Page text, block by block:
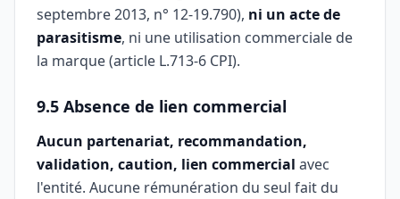
septembre 2013, n° 12-19.790), ni un acte de
parasitisme, ni une utilisation commerciale de
la marque (article L.713-6 CPI).
9.5 Absence de lien commercial
Aucun partenariat, recommandation,
validation, caution, lien commercial avec
l'entité. Aucune rémunération du seul fait du